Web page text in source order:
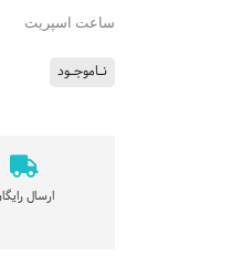
ساعت اسپریت
نـاموجـود
ارسال